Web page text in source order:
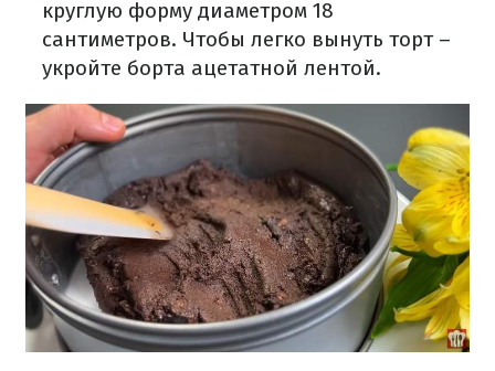
круглую форму диаметром 18
сантиметров. Чтобы легко вынуть торт –
укройте борта ацетатной лентой.